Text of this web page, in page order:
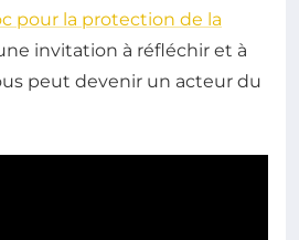
pour la protection de la
une invitation à réfléchir et à
peut devenir un acteur du